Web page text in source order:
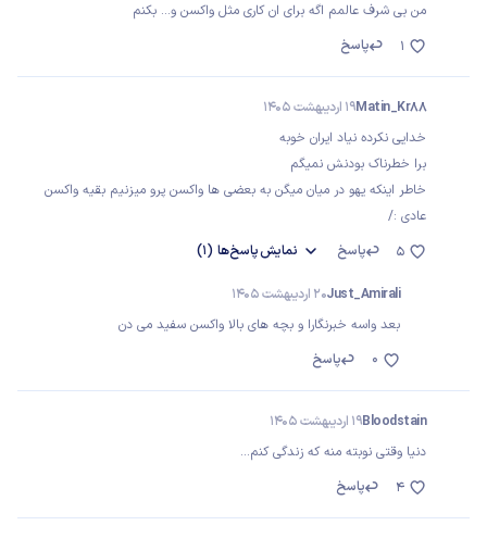
من بی شرف عالمم اگه برای ان کاری مثل واکسن و... بکنم
پاسخ
1
Matin_Kr8819 اردیبهشت 1405
خدایی نکرده نیاد ایران خوبه
برا خطرناک بودنش نمیگم
خاطر اینکه یهو در میان میگن به بعضی ها واکسن پرو میزنیم بقیه واکسن
عادی :/
پاسخ
نمایشپاسخ‌ها (1) 5
Just_Amirali20 اردیبهشت 1405
بعد واسه خبرنگارا و بچه های بالا واکسن سفید می دن
پاسخ
0
Bloodstain19 اردیبهشت 1405
دنیا وقتی نوبته منه که زندگی کنم...
پاسخ
4